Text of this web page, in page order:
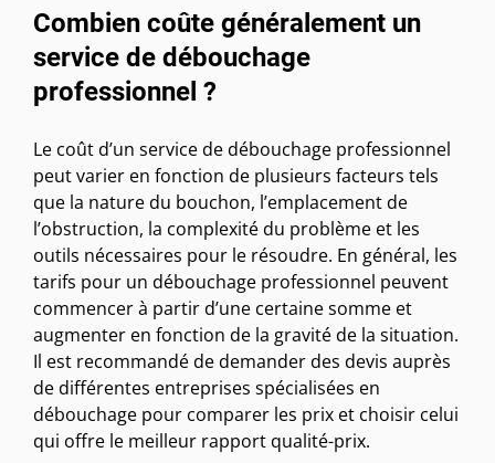
Combien coûte généralement un
service de débouchage
professionnel ?
Le coût d’un service de débouchage professionnel
peut varier en fonction de plusieurs facteurs tels
que la nature du bouchon, l’emplacement de
l’obstruction, la complexité du problème et les
outils nécessaires pour le résoudre. En général, les
tarifs pour un débouchage professionnel peuvent
commencer à partir d’une certaine somme et
augmenter en fonction de la gravité de la situation.
Il est recommandé de demander des devis auprès
de différentes entreprises spécialisées en
débouchage pour comparer les prix et choisir celui
qui offre le meilleur rapport qualité-prix.